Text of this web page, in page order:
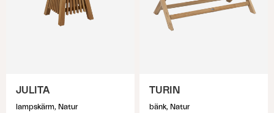
JULITA
lampskärm, Natur
TURIN
bänk, Natur